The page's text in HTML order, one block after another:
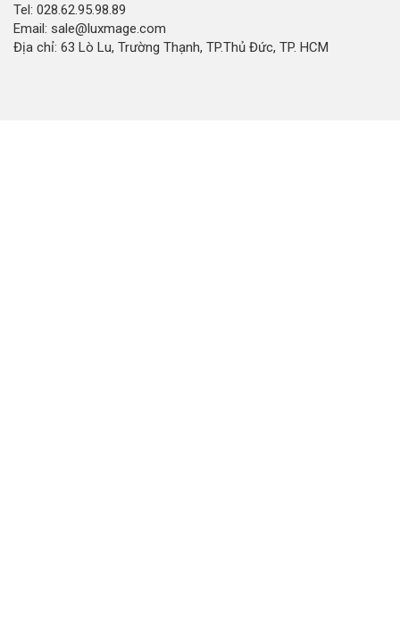
Tel: 028.62.95.98.89
Email: sale@luxmage.com
Địa chỉ: 63 Lò Lu, Trường Thạnh, TP.Thủ Đức, TP. HCM